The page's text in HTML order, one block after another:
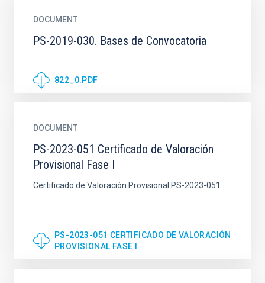
DOCUMENT
PS-2019-030. Bases de Convocatoria
822_0.PDF
DOCUMENT
PS-2023-051 Certificado de Valoración
Provisional Fase I
Certificado de Valoración Provisional PS-2023-051
PS-2023-051 CERTIFICADO DE VALORACIÓN
PROVISIONAL FASE I